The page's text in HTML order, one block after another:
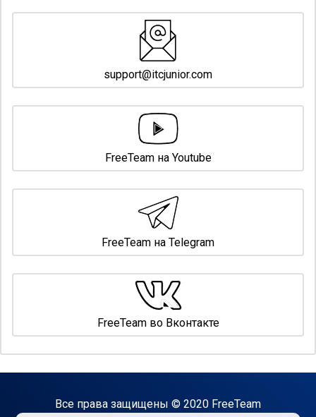
support@itcjunior.com
FreeTeam на Youtube
FreeTeam на Telegram
FreeTeam во Вконтакте
Все права защищены © 2020 FreeTeam